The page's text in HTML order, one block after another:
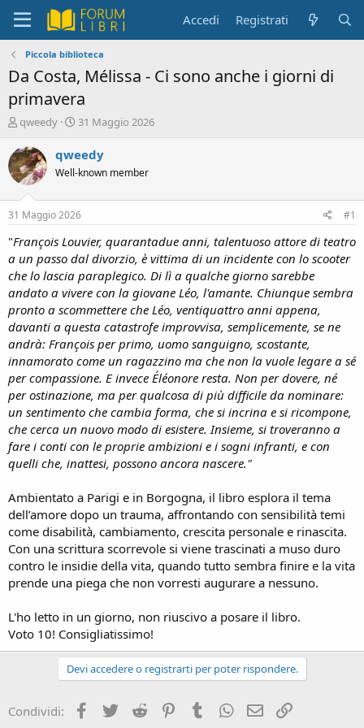
Accedi Registrati
Piccola biblioteca
Da Costa, Mélissa - Ci sono anche i giorni di
primavera
C
e
a
t
e
D
s
c
u
s
s
i
n
e
qweedy
D
t
a
d
i
n
i
z
i
o
31 Maggio 2026
qweedy
Well-known member
31 Maggio 2026 #1
"François Louvier, quarantadue anni, talentuoso attore di teatro
a un passo dal divorzio, è vittima di un incidente con lo scooter
che lo lascia paraplegico. Di lì a qualche giorno sarebbe
andato a vivere con la giovane Léo, l'amante. Chiunque sembra
pronto a scommettere che Léo, ventiquattro anni appena,
davanti a questa catastrofe improvvisa, semplicemente, se ne
andrà: François per primo, uomo sanguigno, scostante,
innamorato come un ragazzino ma che non la vuole legare a sé
per compassione. E invece Éléonore resta. Non per dovere, né
per ostinazione, ma per qualcosa di più difficile da nominare:
un sentimento che cambia forma, che si incrina e si ricompone,
che cerca un nuovo modo di esistere. Insieme, si troveranno a
fare i conti con le proprie ambizioni e i sogni infranti, e con
quelli che, inattesi, possono ancora nascere."
Ambientato a Parigi e in Borgogna, il libro esplora il tema
dell’amore dopo un trauma, affrontando con sensibilità temi
come disabilità, cambiamento, crescita personale e rinascita.
Con una scrittura scorrevole si viene trascinati a muso duro
contro le insidie della vita, quando tutto sembra finire e la vita
prende una piega che non vorresti augurare a nessuno.
L'ho letto in un giorno, non riuscivo a posare il libro.
Voto 10! Consigliatissimo!
Devi accedere o registrarti per poter rispondere.
Condividi: Facebook
Twitter Reddit PinterestTumblrWhatsApp
e-mail